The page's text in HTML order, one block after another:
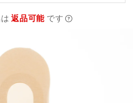
は返品可能 です